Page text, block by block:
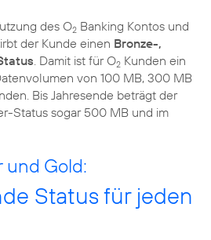
des O2 Banking Kontos und
der Kunde einen Bronze-,
. Damit ist für O2 Kunden ein
von 100 MB, 300 MB
Bis Jahresende beträgt der
Status sogar 500 MB und im
und Gold:
Status für jeden